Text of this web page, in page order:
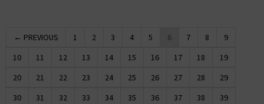
← PREVIOUS 1 2 3 4 5 6 7 8
9
10
11 12 13 14 15 16 17 18
19
20
21 22 23 24 25 26 27 28
29
30
31 32 33 34 35 36 37 38
39